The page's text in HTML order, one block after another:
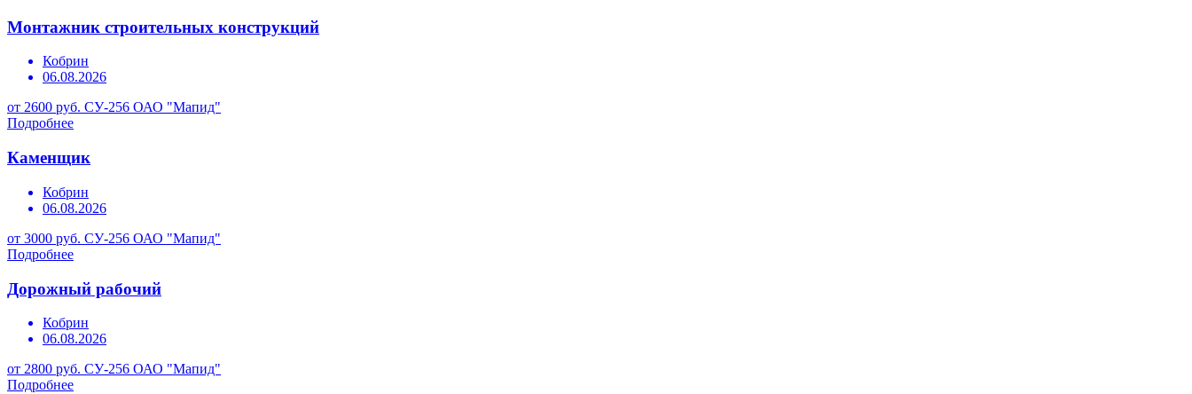
Монтажник строительных конструкций
Кобрин
06.08.2026
от 2600 руб. СУ-256 ОАО "Мапид"
Подробнее
Каменщик
Кобрин
06.08.2026
от 3000 руб. СУ-256 ОАО "Мапид"
Подробнее
Дорожный рабочий
Кобрин
06.08.2026
от 2800 руб. СУ-256 ОАО "Мапид"
Подробнее